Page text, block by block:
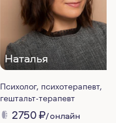
Наталья
Психолог, психотерапевт,
гештальт-терапевт
2750₽/ онлайн